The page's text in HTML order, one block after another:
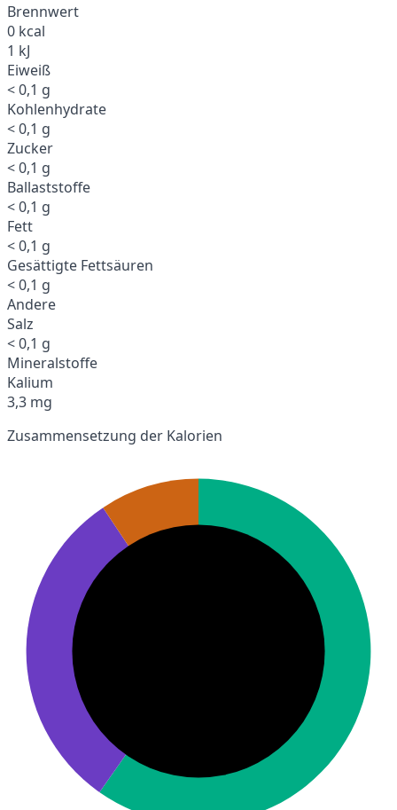
Brennwert
0 kcal
1 kJ
Eiweiß
< 0,1 g
Kohlenhydrate
< 0,1 g
Zucker
< 0,1 g
Ballaststoffe
< 0,1 g
Fett
< 0,1 g
Gesättigte Fettsäuren
< 0,1 g
Andere
Salz
< 0,1 g
Mineralstoffe
Kalium
3,3 mg
Zusammensetzung der Kalorien